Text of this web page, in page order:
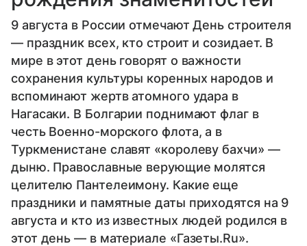
9 августа в России отмечают День строителя
— праздник всех, кто строит и созидает. В
мире в этот день говорят о важности
сохранения культуры коренных народов и
вспоминают жертв атомного удара в
Нагасаки. В Болгарии поднимают флаг в
честь Военно-морского флота, а в
Туркменистане славят «королеву бахчи» —
дыню. Православные верующие молятся
целителю Пантелеимону. Какие еще
праздники и памятные даты приходятся на 9
августа и кто из известных людей родился в
этот день — в материале «Газеты.Ru».